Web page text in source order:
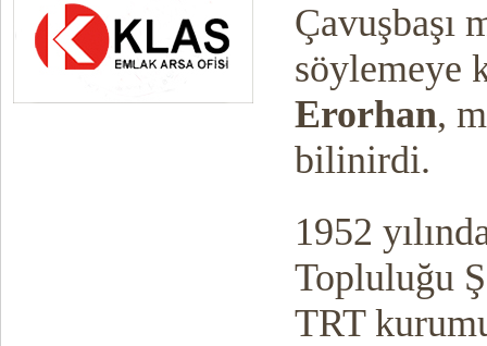
Çavuşbaşı
söylemeye
Erorhan,
bilinirdi.
1952
Topluluğu
TRT